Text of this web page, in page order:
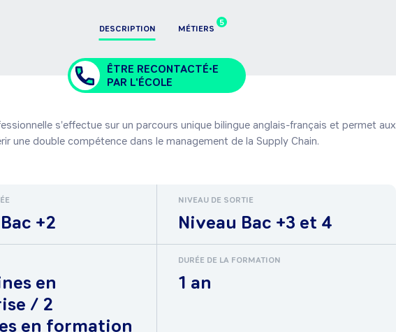
DESCRIPTION
5
MÉTIERS
ÊTRE RECONTACTÉ•E
PAR L'ÉCOLE
s'effectue sur un parcours unique bilingue anglais-français et permet aux
une double compétence dans le management de la Supply Chain.
+2
NIVEAU DE SORTIE
Niveau Bac +3 et 4
en
/ 2
en formation
DURÉE DE LA FORMATION
1 an